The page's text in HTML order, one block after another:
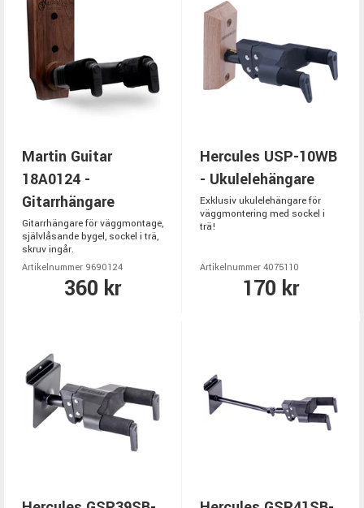
Martin Guitar
18A0124 -
Gitarrhängare
Gitarrhängare för väggmontage,
självlåsande bygel, sockel i trä,
skruv ingår.
Artikelnummer 9690124
360 kr
Hercules USP-10WB
- Ukulelehängare
Exklusiv ukulelehängare för
väggmontering med sockel i
trä!
Artikelnummer 4075110
170 kr